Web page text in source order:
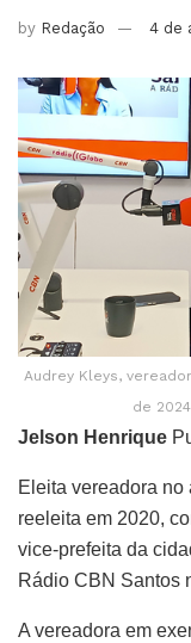
by Redação 4 de
Audrey Kleys,
de
Jelson Henrique
Eleita vereadora no
reeleita em 2020,
vice-prefeita da
Rádio CBN Santos
A vereadora em